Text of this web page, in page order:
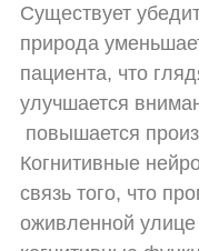
Существует
природа
пациента, что
улучшается
повышается
Когнитивные
связь того, что
оживленной